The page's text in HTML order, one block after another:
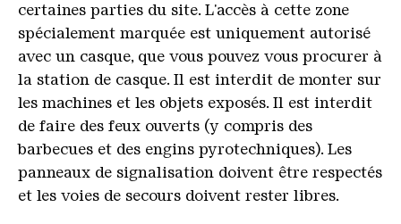
certaines parties du site. L'accès à cette zone
spécialement marquée est uniquement autorisé
avec un casque, que vous pouvez vous procurer à
la station de casque. Il est interdit de monter sur
les machines et les objets exposés. Il est interdit
de faire des feux ouverts (y compris des
barbecues et des engins pyrotechniques). Les
panneaux de signalisation doivent être respectés
et les voies de secours doivent rester libres.